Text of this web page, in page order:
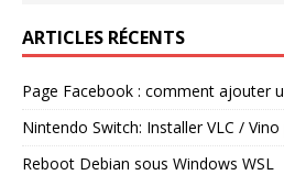
ARTICLES RÉCENTS
Page Facebook : comment ajouter
Nintendo Switch: Installer VLC /
Reboot Debian sous Windows WSL